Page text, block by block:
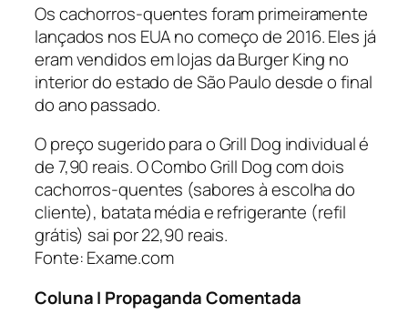
Os cachorros-quentes foram primeiramente
lançados nos EUA no começo de 2016. Eles já
eram vendidos em lojas da Burger King no
interior do estado de São Paulo desde o final
do ano passado.
O preço sugerido para o Grill Dog individual é
de 7,90 reais. O Combo Grill Dog com dois
cachorros-quentes (sabores à escolha do
cliente), batata média e refrigerante (refil
grátis) sai por 22,90 reais.
Fonte: Exame.com
Coluna I Propaganda Comentada